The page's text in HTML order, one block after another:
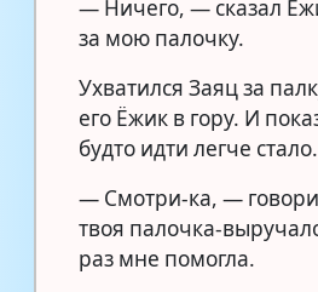
— Ничего, — сказал
за мою палочку.
Ухватился Заяц за
его Ёжик в гору. И
будто идти легче стало.
— Смотри-ка, —
твоя палочка-
раз мне помогла.